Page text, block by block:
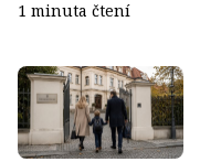
1 minuta čtení